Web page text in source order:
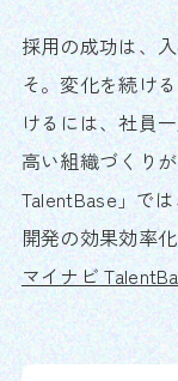
採用の成功は、
そ。変化を続け
けるには、社員
高い組織づくり
TalentBase」で
開発の効果効率
マイナビ